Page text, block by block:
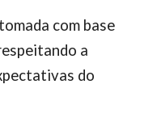
com base
a
do